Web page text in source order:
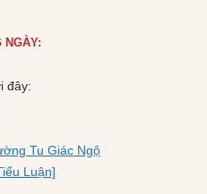
NGÀY:
đây:
Tu Giác Ngộ
Luận]